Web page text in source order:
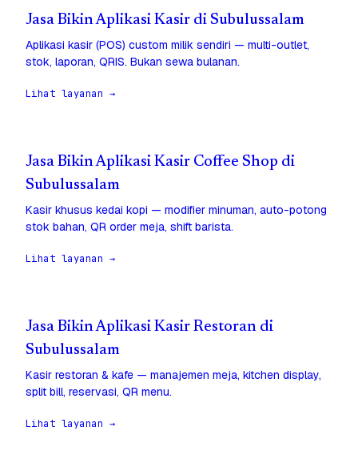
Jasa Bikin Aplikasi Kasir di Subulussalam
Aplikasi kasir (POS) custom milik sendiri — multi-outlet,
stok, laporan, QRIS. Bukan sewa bulanan.
Lihat layanan →
Jasa Bikin Aplikasi Kasir Coffee Shop di
Subulussalam
Kasir khusus kedai kopi — modifier minuman, auto-potong
stok bahan, QR order meja, shift barista.
Lihat layanan →
Jasa Bikin Aplikasi Kasir Restoran di
Subulussalam
Kasir restoran & kafe — manajemen meja, kitchen display,
split bill, reservasi, QR menu.
Lihat layanan →